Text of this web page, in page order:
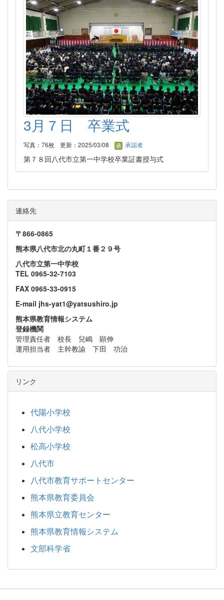
3月７日 卒業式
写真：76枚 更新：2025/03/08 承認者
第７８回八代市立第一中学校卒業証書授与式
連絡先
〒866‐0865
熊本県八代市北の丸町１番２９号
八代市立第一中学校
TEL 0965-32-7103
FAX 0965-33-0915
E-mail jhs-yat1@yatsushiro.jp
熊本県教育情報システム
登録機関
管理責任者 校長 兒嶋 顕伸
運用担当者 主幹教諭 下田 功治
リンク
代陽小学校
八代小学校
松高小学校
八代市
八代市教育サポートセンター
熊本県教育委員会
熊本県立教育センター
熊本県教育情報システム
文部科学省